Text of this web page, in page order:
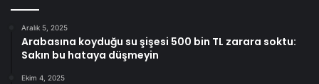
Aralık 5, 2025
Arabasına koyduğu su şişesi 500 bin TL zarara soktu:
Sakın bu hataya düşmeyin
Ekim 4, 2025